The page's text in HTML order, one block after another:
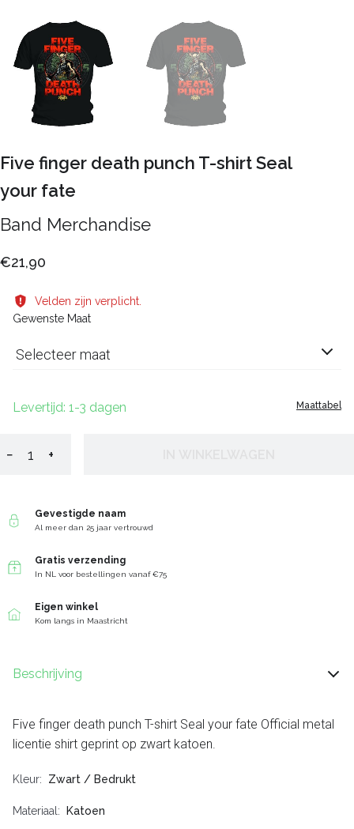
Five finger death punch T-shirt Seal
your fate
Band Merchandise
€21,90
Velden zijn verplicht.
Gewenste Maat
Selecteer maat
Maattabel
Levertijd: 1-3 dagen
− +
Gevestigde naam
Al meer dan 25 jaar vertrouwd
Gratis verzending
In NL voor bestellingen vanaf €75
Eigen winkel
Kom langs in Maastricht
Beschrijving
Five finger death punch T-shirt Seal your fate Official metal
licentie shirt geprint op zwart katoen.
Kleur Zwart / Bedrukt
Materiaal Katoen